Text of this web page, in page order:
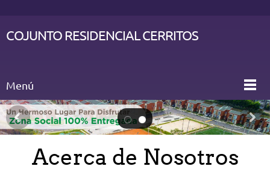
COJUNTO RESIDENCIAL CERRITOS
Menú
Acerca de Nosotros